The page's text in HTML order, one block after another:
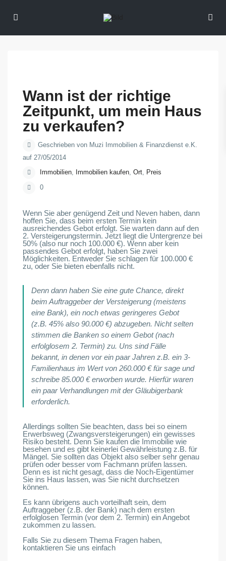
Wann ist der richtige
Zeitpunkt, um mein Haus
zu verkaufen?
Geschrieben von Muzi Immobilien & Finanzdienst e.K.
auf 27/05/2014
Immobilien, Immobilien kaufen,Ort, Preis
0
Wenn Sie aber genügend Zeit und Neven haben, dann
hoffen Sie, dass beim ersten Termin kein
ausreichendes Gebot erfolgt. Sie warten dann auf den
2. Versteigerungstermin. Jetzt liegt die Untergrenze bei
50% (also nur noch 100.000 €). Wenn aber kein
passendes Gebot erfolgt, haben Sie zwei
Möglichkeiten. Entweder Sie schlagen für 100.000 €
zu, oder Sie bieten ebenfalls nicht.
Denn dann haben Sie eine gute Chance, direkt
beim Auftraggeber der Versteigerung (meistens
eine Bank), ein noch etwas geringeres Gebot
(z.B. 45% also 90.000 €) abzugeben. Nicht selten
stimmen die Banken so einem Gebot (nach
erfolglosem 2. Termin) zu. Uns sind Fälle
bekannt, in denen vor ein paar Jahren z.B. ein 3-
Familienhaus im Wert von 260.000 € für sage und
schreibe 85.000 € erworben wurde. Hierfür waren
ein paar Verhandlungen mit der Gläubigerbank
erforderlich.
Allerdings sollten Sie beachten, dass bei so einem
Erwerbsweg (Zwangsversteigerungen) ein gewisses
Risiko besteht. Denn Sie kaufen die Immobilie wie
besehen und es gibt keinerlei Gewährleistung z.B. für
Mängel. Sie sollten das Objekt also selber sehr genau
prüfen oder besser vom Fachmann prüfen lassen.
Denn es ist nicht gesagt, dass die Noch-Eigentümer
Sie ins Haus lassen, was Sie nicht durchsetzen
können.
Es kann übrigens auch vorteilhaft sein, dem
Auftraggeber (z.B. der Bank) nach dem ersten
erfolglosen Termin (vor dem 2. Termin) ein Angebot
zukommen zu lassen.
Falls Sie zu diesem Thema Fragen haben,
kontaktieren Sie uns einfach